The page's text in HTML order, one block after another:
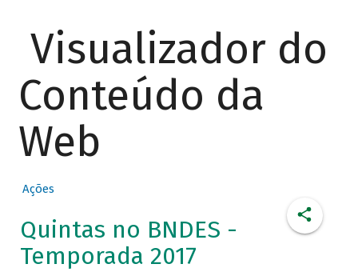
Visualizador do
Conteúdo da
Web
Ações
Quintas no BNDES -
Temporada 2017